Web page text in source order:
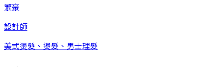
繁豪
設計師
美式燙髮、燙髮、男士理髮